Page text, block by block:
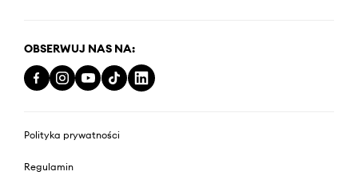
OBSERWUJ NAS NA:
Polityka prywatności
Regulamin